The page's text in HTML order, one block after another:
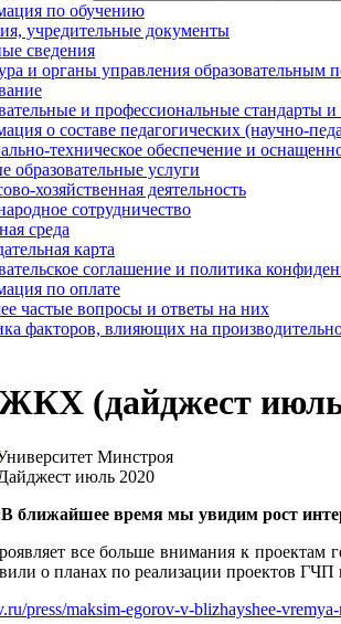
по обучению
учредительные документы
сведения
и органы управления образовательным
и профессиональные стандарты и
о составе педагогических (научно-
техническое обеспечение и
образовательные услуги
хозяйственная деятельность
сотрудничество
среда
карта
соглашение и политика
по оплате
частые вопросы и ответы на них
факторов, влияющих на
(дайджест
июль 2020
ближайшее время мы увидим рост
все больше внимания к проектам
о планах по реализации проектов
press/maksim-egorov-v-blizhayshee-